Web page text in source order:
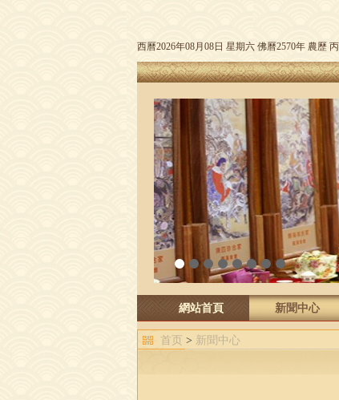
西曆2026年08月08日 星期六 佛曆2570年 農歷
1 3 4 5 6 7 8
網站首頁 新聞中心
首页 > 新聞中心